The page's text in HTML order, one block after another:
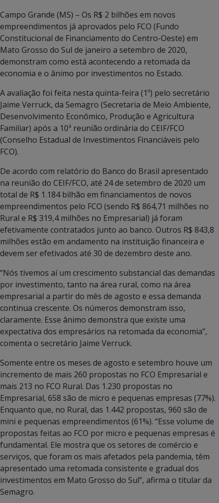
Campo Grande (MS) – Os R$ 2 bilhões em novos
empreendimentos já aprovados pelo FCO (Fundo
Constitucional de Financiamento do Centro-Oeste) em
Mato Grosso do Sul de janeiro a setembro de 2020,
demonstram como está acontecendo a retomada da
economia e o ânimo por investimentos no Estado.
A avaliação foi feita nesta quinta-feira (1º) pelo secretário
Jaime Verruck, da Semagro (Secretaria de Meio Ambiente,
Desenvolvimento Econômico, Produção e Agricultura
Familiar) após a 10ª reunião ordinária do CEIF/FCO
(Conselho Estadual de Investimentos Financiáveis pelo
FCO).
De acordo com relatório do Banco do Brasil apresentado
na reunião do CEIF/FCO, até 24 de setembro de 2020 um
total de R$ 1.184 bilhão em financiamentos de novos
empreendimentos pelo FCO (sendo R$ 864,71 milhões no
Rural e R$ 319,4 milhões no Empresarial) já foram
efetivamente contratados junto ao banco. Outros R$ 843,8
milhões estão em andamento na instituição financeira e
devem ser efetivados até 30 de dezembro deste ano.
“Nós tivemos aí um crescimento substancial das demandas
por investimento, tanto na área rural, como na área
empresarial a partir do mês de agosto e essa demanda
continua crescente. Os números demonstram isso,
claramente. Esse ânimo demonstra que existe uma
expectativa dos empresários na retomada da economia”,
comenta o secretário Jaime Verruck.
Somente entre os meses de agosto e setembro houve um
incremento de mais 260 propostas no FCO Empresarial e
mais 213 no FCO Rural. Das 1.230 propostas no
Empresarial, 658 são de micro e pequenas empresas (77%).
Enquanto que, no Rural, das 1.442 propostas, 960 são de
mini e pequenas empreendimentos (61%). “Esse volume de
propostas feitas ao FCO por micro e pequenas empresas é
fundamental. Ele mostra que os setores de comércio e
serviços, que foram os mais afetados pela pandemia, têm
apresentado uma retomada consistente e gradual dos
investimentos em Mato Grosso do Sul”, afirma o titular da
Semagro.